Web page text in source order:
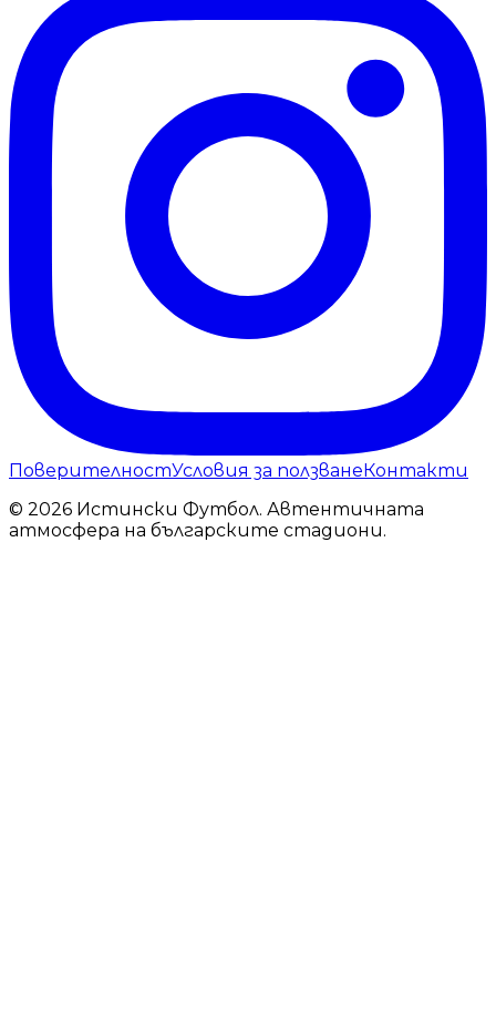
ПоверителностУсловия за ползванеКонтакти
© 2026 Истински Футбол. Автентичната
атмосфера на българските стадиони.